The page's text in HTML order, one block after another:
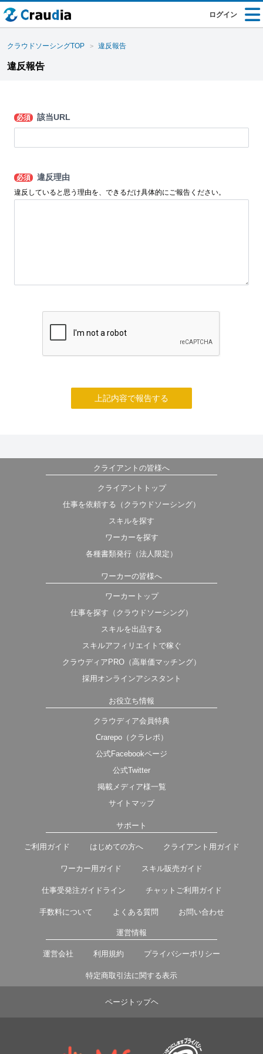
ログイン
クラウドソーシングTOP 違反報告
違反報告
必須 該当URL
必須 違反理由
違反していると思う理由を、できるだけ具体的にご報告ください。
上記内容で報告する
クライアントの皆様へ
クライアントトップ
仕事を依頼する（クラウドソーシング）
スキルを探す
ワーカーを探す
各種書類発行（法人限定）
ワーカーの皆様へ
ワーカートップ
仕事を探す（クラウドソーシング）
スキルを出品する
スキルアフィリエイトで稼ぐ
クラウディアPRO（高単価マッチング）
採用オンラインアシスタント
お役立ち情報
クラウディア会員特典
Crarepo（クラレポ）
公式Facebookページ
公式Twitter
掲載メディア様一覧
サイトマップ
サポート
ご利用ガイド はじめての方へ クライアント用ガイド
ワーカー用ガイド スキル販売ガイド
仕事受発注ガイドライン チャットご利用ガイド
手数料について よくある質問 お問い合わせ
運営情報
運営会社 利用規約 プライバシーポリシー
特定商取引法に関する表示
ページトップヘ